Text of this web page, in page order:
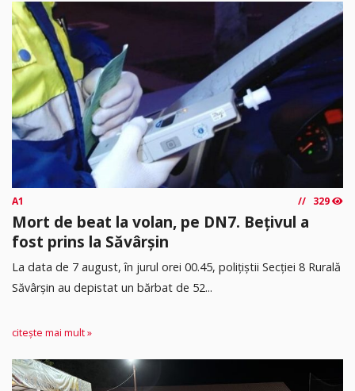
A1 329
Mort de beat la volan, pe DN7. Bețivul a
fost prins la Săvârșin
​La data de 7 august, în jurul orei 00.45, polițiștii Secției 8 Rurală
Săvârșin au depistat un bărbat de 52...
citește mai mult »